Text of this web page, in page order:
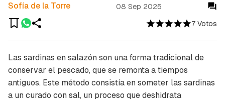
7 Votos
Sofía de la Torre 08 Sep 2025
Las sardinas en salazón son una forma tradicional de
conservar el pescado, que se remonta a tiempos
antiguos. Este método consistía en someter las sardinas
a un curado con sal, un proceso que deshidrata